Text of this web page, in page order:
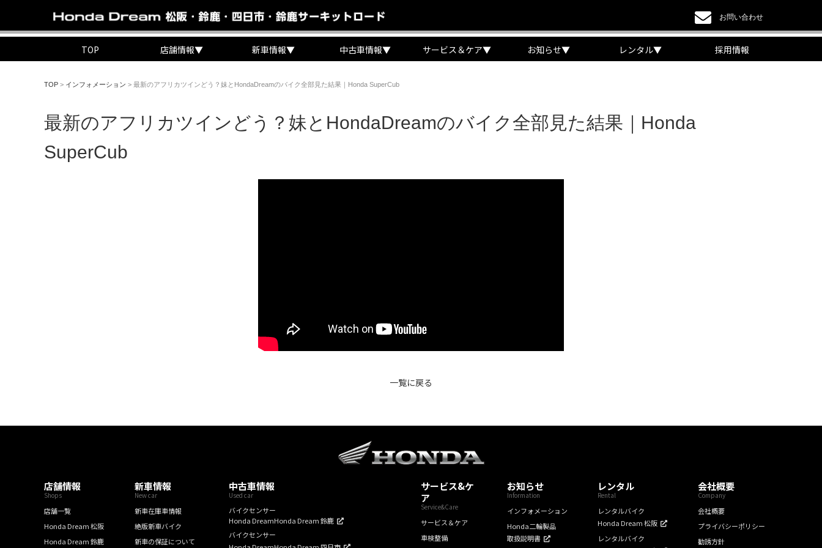
お問い合わせ
TOP 店舗情報▼ 新車情報▼ 中古車情報▼ サービス＆ケア▼ お知らせ▼ レンタル▼ 採用情報
TOP > インフォメーション > 最新のアフリカツインどう？妹とHondaDreamのバイク全部見た結果｜Honda SuperCub
最新のアフリカツインどう？妹とHondaDreamのバイク全部見た結果｜Honda
SuperCub
一覧に戻る
店舗情報
Shops
店舗一覧
Honda Dream 松阪
Honda Dream 鈴鹿
新車情報
New car
新車在庫車情報
絶版新車バイク
新車の保証について
中古車情報
Used car
バイクセンサー
Honda DreamHonda Dream 鈴鹿
バイクセンサー
サービス&ケ
ア
Service&Care
サービス＆ケア
車検整備
お知らせ
Information
インフォメーション
Honda二輪製品
取扱説明書
レンタル
Rental
レンタルバイク
Honda Dream 松阪
レンタルバイク
会社概要
Company
会社概要
プライバシーポリシー
勧誘方針